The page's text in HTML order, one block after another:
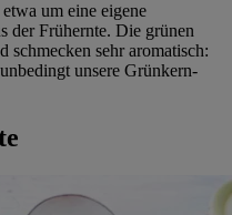
um eine eigene
der Frühernte. Die grünen
schmecken sehr aromatisch:
unsere Grünkern-